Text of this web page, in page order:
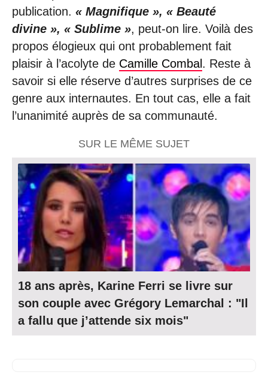
publication. « Magnifique », « Beauté
divine », « Sublime », peut-on lire. Voilà des
propos élogieux qui ont probablement fait
plaisir à l’acolyte de Camille Combal . Reste à
savoir si elle réserve d’autres surprises de ce
genre aux internautes. En tout cas, elle a fait
l’unanimité auprès de sa communauté.
SUR LE MÊME SUJET
18 ans après, Karine Ferri se livre sur
son couple avec Grégory Lemarchal : "Il
a fallu que j’attende six mois"